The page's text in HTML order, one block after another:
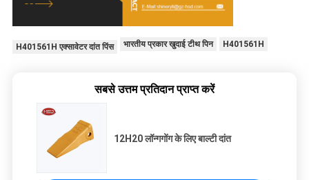
H401561H एक्सावेटर दांत पिंस भारतीय प्रकार खुदाई टीथ पिन H401561H
सबसे उत्तम प्रतिदान प्राप्त करें
12H20 लॉन्गगोंग के लिए बाल्टी दांत